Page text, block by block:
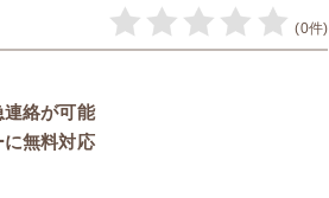
(0件)
絡が可能
無料対応